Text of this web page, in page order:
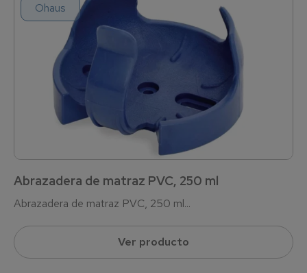
Ohaus
Abrazadera de matraz PVC, 250 ml
Abrazadera de matraz PVC, 250 ml...
Ver producto